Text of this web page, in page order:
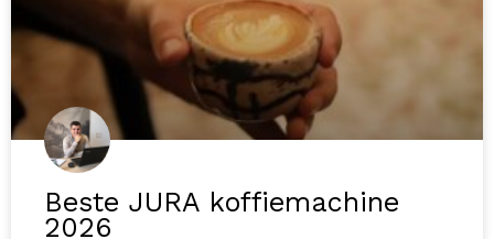
Beste JURA koffiemachine
2026